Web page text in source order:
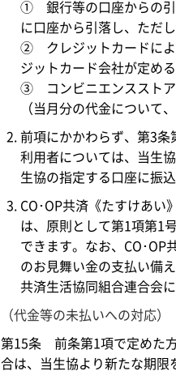
① 銀行等の口座からの引
に口座から引落し、ただ
② クレジットカードによ
ジットカード会社が定め
③ コンビニエンスストア
（当月分の代金について
前項にかかわらず、第3
利用者については、当生
生協の指定する口座に振
CO･OP共済《たすけあい
は、原則として第1項第1
できます。なお、CO･OP
のお見舞い金の支払い備
共済生活協同組合連合会に
（代金等の未払いへの対応）
第15条 前条第1項で定めた
合は、当生協より新たな期限